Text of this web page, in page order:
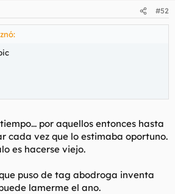
#52
por aquellos entonces hasta
cada vez que lo estimaba oportuno.
es hacerse viejo.
puso de tag abodroga inventa
lamerme el ano.